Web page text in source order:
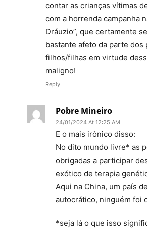
contar as crianças vítimas
com a horrenda campanha
Dráuzio”, que certamente
bastante afeto da parte dos
filhos/filhas em virtude
maligno!
Reply
Pobre Mineiro
24/01/2024 At 12:25 AM
E o mais irônico disso:
No dito mundo livre* as
obrigadas a participar
exótico de terapia
Aqui na China, um país
autocrático, ninguém foi
*seja lá o que isso